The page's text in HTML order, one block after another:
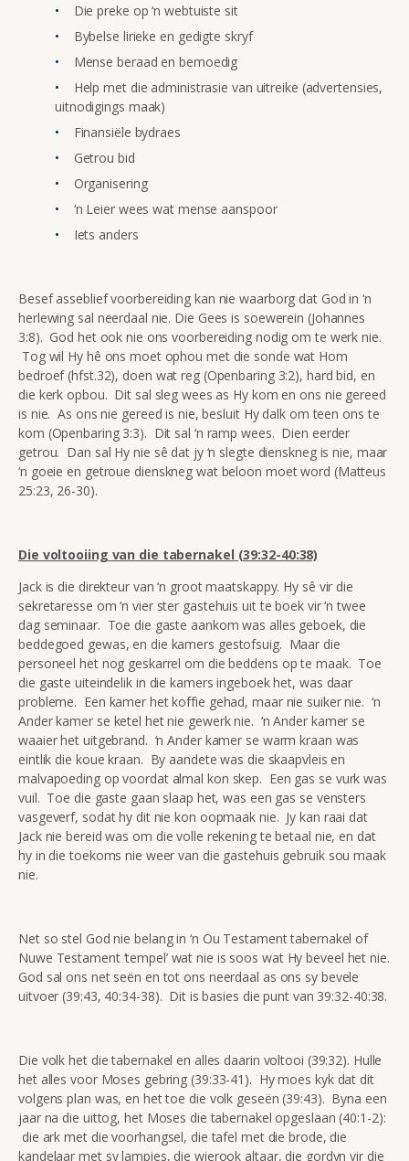
Die preke op ‘n webtuiste sit
Bybelse lirieke en gedigte skryf
Mense beraad en bemoedig
Help met die administrasie van uitreike (advertensies,
uitnodigings maak)
Finansiële bydraes
Getrou bid
Organisering
‘n Leier wees wat mense aanspoor
Iets anders
Besef asseblief voorbereiding kan nie waarborg dat God in ‘n
herlewing sal neerdaal nie. Die Gees is soewerein (Johannes
3:8). God het ook nie ons voorbereiding nodig om te werk nie.
Tog wil Hy hê ons moet ophou met die sonde wat Hom
bedroef (hfst.32), doen wat reg (Openbaring 3:2), hard bid, en
die kerk opbou. Dit sal sleg wees as Hy kom en ons nie gereed
is nie. As ons nie gereed is nie, besluit Hy dalk om teen ons te
kom (Openbaring 3:3). Dit sal ‘n ramp wees. Dien eerder
getrou. Dan sal Hy nie sê dat jy ‘n slegte dienskneg is nie, maar
‘n goeie en getroue dienskneg wat beloon moet word (Matteus
25:23, 26-30).
Die voltooiing van die tabernakel (39:32-40:38)
Jack is die direkteur van ‘n groot maatskappy. Hy sê vir die
sekretaresse om ‘n vier ster gastehuis uit te boek vir ‘n twee
dag seminaar. Toe die gaste aankom was alles geboek, die
beddegoed gewas, en die kamers gestofsuig. Maar die
personeel het nog geskarrel om die beddens op te maak. Toe
die gaste uiteindelik in die kamers ingeboek het, was daar
probleme. Een kamer het koffie gehad, maar nie suiker nie. ‘n
Ander kamer se ketel het nie gewerk nie. ‘n Ander kamer se
waaier het uitgebrand. ‘n Ander kamer se warm kraan was
eintlik die koue kraan. By aandete was die skaapvleis en
malvapoeding op voordat almal kon skep. Een gas se vurk was
vuil. Toe die gaste gaan slaap het, was een gas se vensters
vasgeverf, sodat hy dit nie kon oopmaak nie. Jy kan raai dat
Jack nie bereid was om die volle rekening te betaal nie, en dat
hy in die toekoms nie weer van die gastehuis gebruik sou maak
nie.
Net so stel God nie belang in ‘n Ou Testament tabernakel of
Nuwe Testament ‘tempel’ wat nie is soos wat Hy beveel het nie.
God sal ons net seën en tot ons neerdaal as ons sy bevele
uitvoer (39:43, 40:34-38). Dit is basies die punt van 39:32-40:38.
Die volk het die tabernakel en alles daarin voltooi (39:32). Hulle
het alles voor Moses gebring (39:33-41). Hy moes kyk dat dit
volgens plan was, en het toe die volk geseën (39:43). Byna een
jaar na die uittog, het Moses die tabernakel opgeslaan (40:1-2):
die ark met die voorhangsel, die tafel met die brode, die
kandelaar met sy lampies, die wierook altaar, die gordyn vir die